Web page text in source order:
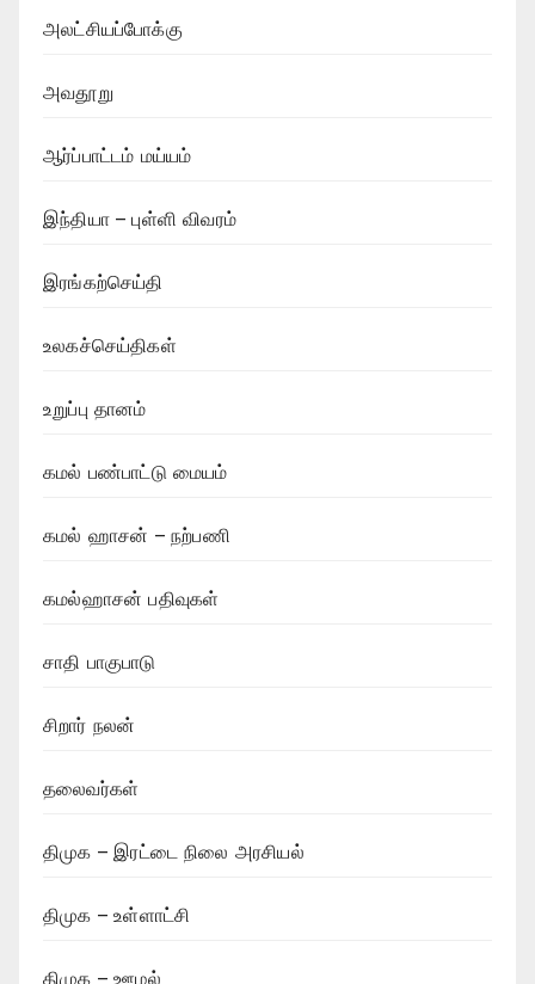
அலட்சியப்போக்கு
அவதூறு
ஆர்ப்பாட்டம் மய்யம்
இந்தியா – புள்ளி விவரம்
இரங்கற்செய்தி
உலகச்செய்திகள்
உறுப்பு தானம்
கமல் பண்பாட்டு மையம்
கமல் ஹாசன் – நற்பணி
கமல்ஹாசன் பதிவுகள்
சாதி பாகுபாடு
சிறார் நலன்
தலைவர்கள்
திமுக – இரட்டை நிலை அரசியல்
திமுக – உள்ளாட்சி
திமுக – ஊழல்